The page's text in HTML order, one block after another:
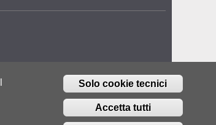
Solo cookie tecnici
Accetta tutti